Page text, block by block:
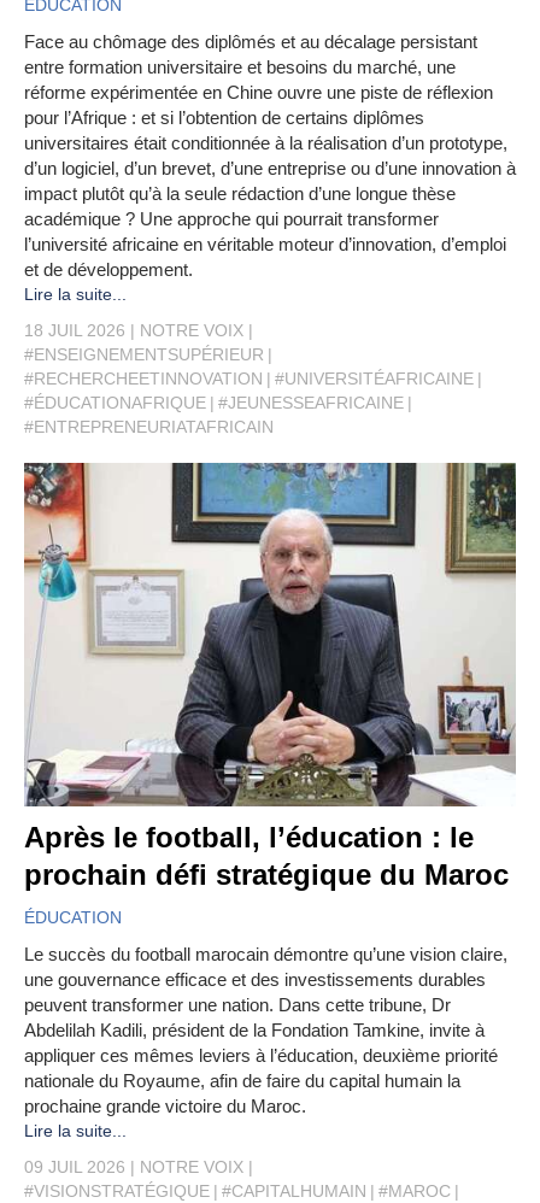
ÉDUCATION
Face au chômage des diplômés et au décalage persistant
entre formation universitaire et besoins du marché, une
réforme expérimentée en Chine ouvre une piste de réflexion
pour l’Afrique : et si l’obtention de certains diplômes
universitaires était conditionnée à la réalisation d’un prototype,
d’un logiciel, d’un brevet, d’une entreprise ou d’une innovation à
impact plutôt qu’à la seule rédaction d’une longue thèse
académique ? Une approche qui pourrait transformer
l’université africaine en véritable moteur d’innovation, d’emploi
et de développement.
Lire la suite...
18 JUIL 2026
NOTRE VOIX
#ENSEIGNEMENTSUPÉRIEUR
#RECHERCHEETINNOVATION
#UNIVERSITÉAFRICAINE
#ÉDUCATIONAFRIQUE
#JEUNESSEAFRICAINE
#ENTREPRENEURIATAFRICAIN
Après le football, l’éducation : le
prochain défi stratégique du Maroc
ÉDUCATION
Le succès du football marocain démontre qu’une vision claire,
une gouvernance efficace et des investissements durables
peuvent transformer une nation. Dans cette tribune, Dr
Abdelilah Kadili, président de la Fondation Tamkine, invite à
appliquer ces mêmes leviers à l’éducation, deuxième priorité
nationale du Royaume, afin de faire du capital humain la
prochaine grande victoire du Maroc.
Lire la suite...
09 JUIL 2026
NOTRE VOIX
#VISIONSTRATÉGIQUE
#CAPITALHUMAIN
#MAROC